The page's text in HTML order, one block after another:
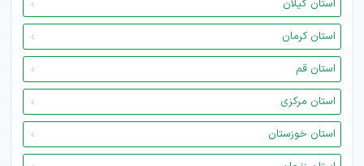
استان گیلان
استان کرمان
استان قم
استان مرکزی
استان خوزستان